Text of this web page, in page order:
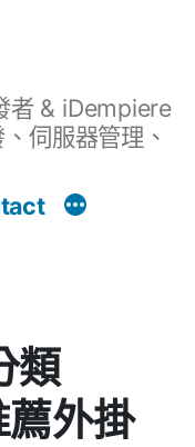
者 & iDempiere
伺服器管理、
類
薦外掛